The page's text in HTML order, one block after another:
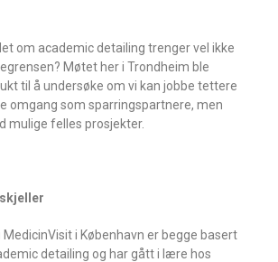
om academic detailing trenger vel ikke
Møtet her i Trondheim ble
til å undersøke om vi kan jobbe tettere
omgang som sparringspartnere, men
mulige felles prosjekter.
MedicinVisit i København er begge basert
detailing og har gått i lære hos